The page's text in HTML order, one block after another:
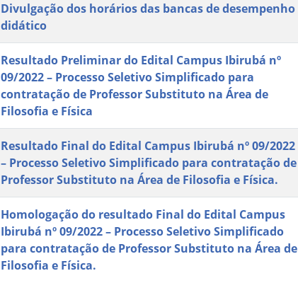
Divulgação dos horários das bancas de desempenho
didático
Resultado Preliminar do Edital Campus Ibirubá nº
09/2022 – Processo Seletivo Simplificado para
contratação de Professor Substituto na Área de
Filosofia e Física
Resultado Final do Edital Campus Ibirubá nº 09/2022
– Processo Seletivo Simplificado para contratação de
Professor Substituto na Área de Filosofia e Física.
Homologação do resultado Final do Edital Campus
Ibirubá nº 09/2022 – Processo Seletivo Simplificado
para contratação de Professor Substituto na Área de
Filosofia e Física.